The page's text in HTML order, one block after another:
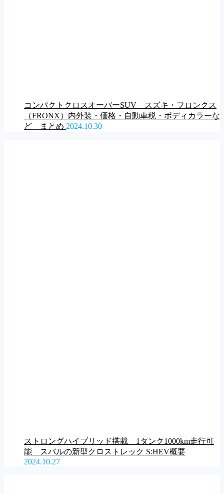
コンパクトクロスオーバーSUV スズキ・フロンクス
（FRONX）内外装・価格・自動車税・ボディカラーな
ど まとめ 2024.10.30
ストロングハイブリッド搭載 1タンク1000km走行可
能 スバルの新型クロストレック S:HEV概要
2024.10.27